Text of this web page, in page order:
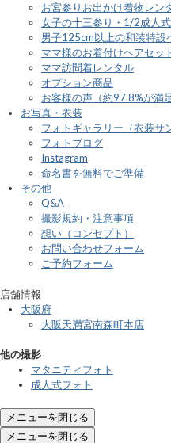
お宮参りお出かけ着物レン
女子の十三参り・1/2成人
男子125cm以上の和装特設
ママ様のお着付けヘアセッ
ママ訪問着レンタル
オプション商品
お客様の声（約97.8%が満
お写真・衣装
フォトギャラリー（衣装サ
フォトブログ
Instagram
命名書を無料でご準備
その他
Q&A
撮影規約・注意事項
想い（コンセプト）
お問い合わせフォーム
ご予約フォーム
店舗情報
大阪府
大阪天満宮南森町本店
他の撮影
マタニティフォト
成人式フォト
メニューを閉じる
メニューを閉じる